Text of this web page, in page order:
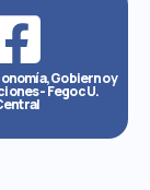
Gobierno y
- Fegoc U.